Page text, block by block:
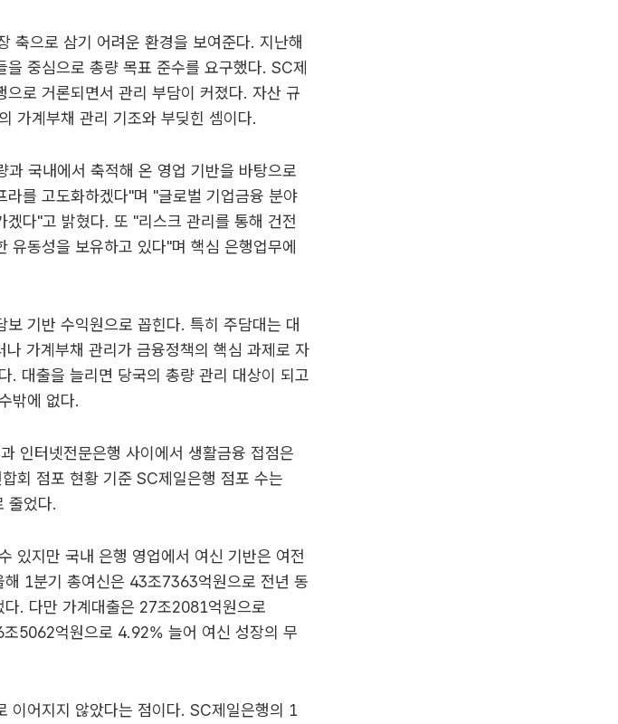
축으로 삼기 어려운 환경을 보여준다. 지난해
중심으로 총량 목표 준수를 요구했다. SC제
로 거론되면서 관리 부담이 커졌다. 자산 규
가계부채 관리 기조와 부딪힌 셈이다.
국내에서 축적해 온 영업 기반을 바탕으로
를 고도화하겠다"며 "글로벌 기업금융 분야
다"고 밝혔다. 또 "리스크 관리를 통해 건전
유동성을 보유하고 있다"며 핵심 은행업무에
기반 수익원으로 꼽힌다. 특히 주담대는 대
가계부채 관리가 금융정책의 핵심 과제로 자
. 대출을 늘리면 당국의 총량 관리 대상이 되고
밖에 없다.
인터넷전문은행 사이에서 생활금융 접점은
회 점포 현황 기준 SC제일은행 점포 수는
줄었다.
있지만 국내 은행 영업에서 여신 기반은 여전
1분기 총여신은 43조7363억원으로 전년 동
. 다만 가계대출은 27조2081억원으로
5062억원으로 4.92% 늘어 여신 성장의 무
이어지지 않았다는 점이다. SC제일은행의 1